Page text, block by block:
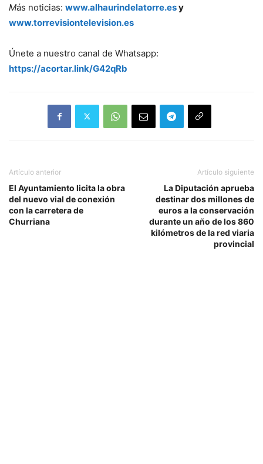
Más noticias: www.alhaurindelatorre.esy
www.torrevisiontelevision.es
Únete a nuestro canal de Whatsapp:
https://acortar.link/G42qRb
Artículo anterior
El Ayuntamiento licita la obra
del nuevo vial de conexión
con la carretera de
Churriana
Artículo siguiente
La Diputación aprueba
destinar dos millones de
euros a la conservación
durante un año de los 860
kilómetros de la red viaria
provincial